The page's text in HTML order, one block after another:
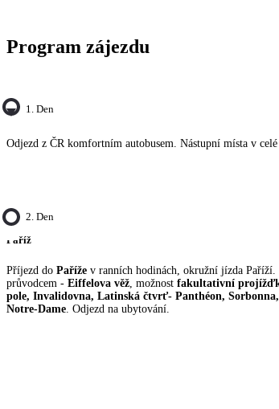
Program zájezdu
1. Den
Odjezd z ČR komfortním autobusem. Nástupní místa v
2. Den
Paříž
Příjezd do Paříže v ranních hodinách, okružní jízda Paříží.
průvodcem - Eiffelova věž, možnost fakultativní
pole, Invalidovna, Latinská čtvrť- Panthéon,
Notre-Dame. Odjezd na ubytování.